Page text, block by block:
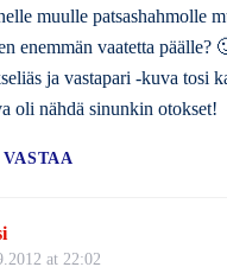
muulle patsashahmolle
enemmän vaatetta päälle?
ja vastapari -kuva tosi
oli nähdä sinunkin otokset!
VASTAA
at 22:02